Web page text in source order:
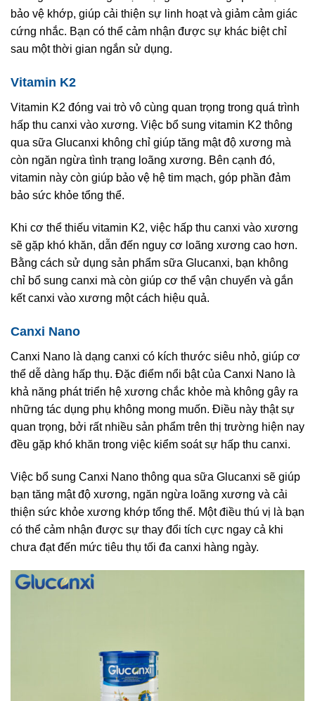
bảo vệ khớp, giúp cải thiện sự linh hoạt và giảm cảm giác
cứng nhắc. Bạn có thể cảm nhận được sự khác biệt chỉ
sau một thời gian ngắn sử dụng.
Vitamin K2
Vitamin K2 đóng vai trò vô cùng quan trọng trong quá trình
hấp thu canxi vào xương. Việc bổ sung vitamin K2 thông
qua sữa Glucanxi không chỉ giúp tăng mật độ xương mà
còn ngăn ngừa tình trạng loãng xương. Bên cạnh đó,
vitamin này còn giúp bảo vệ hệ tim mạch, góp phần đảm
bảo sức khỏe tổng thể.
Khi cơ thể thiếu vitamin K2, việc hấp thu canxi vào xương
sẽ gặp khó khăn, dẫn đến nguy cơ loãng xương cao hơn.
Bằng cách sử dụng sản phẩm sữa Glucanxi, bạn không
chỉ bổ sung canxi mà còn giúp cơ thể vận chuyển và gắn
kết canxi vào xương một cách hiệu quả.
Canxi Nano
Canxi Nano là dạng canxi có kích thước siêu nhỏ, giúp cơ
thể dễ dàng hấp thụ. Đặc điểm nổi bật của Canxi Nano là
khả năng phát triển hệ xương chắc khỏe mà không gây ra
những tác dụng phụ không mong muốn. Điều này thật sự
quan trọng, bởi rất nhiều sản phẩm trên thị trường hiện nay
đều gặp khó khăn trong việc kiểm soát sự hấp thu canxi.
Việc bổ sung Canxi Nano thông qua sữa Glucanxi sẽ giúp
bạn tăng mật độ xương, ngăn ngừa loãng xương và cải
thiện sức khỏe xương khớp tổng thể. Một điều thú vị là bạn
có thể cảm nhận được sự thay đổi tích cực ngay cả khi
chưa đạt đến mức tiêu thụ tối đa canxi hàng ngày.